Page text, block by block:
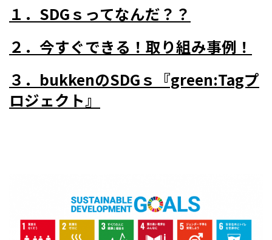
１．SDGｓってなんだ？？
２．今すぐできる！取り組み事例！
３．bukkenのSDGｓ『green:Tagプ
ロジェクト』